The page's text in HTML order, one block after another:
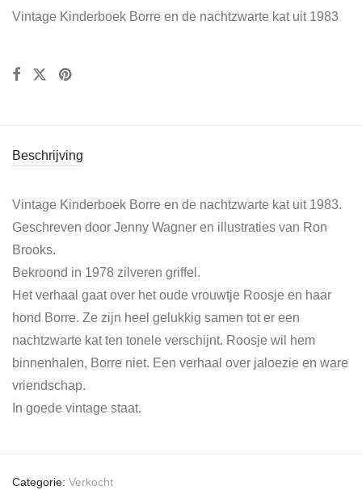
Vintage Kinderboek Borre en de nachtzwarte kat uit 1983
Beschrijving
Vintage Kinderboek Borre en de nachtzwarte kat uit 1983.
Geschreven door Jenny Wagner en illustraties van Ron
Brooks.
Bekroond in 1978 zilveren griffel.
Het verhaal gaat over het oude vrouwtje Roosje en haar
hond Borre. Ze zijn heel gelukkig samen tot er een
nachtzwarte kat ten tonele verschijnt. Roosje wil hem
binnenhalen, Borre niet. Een verhaal over jaloezie en ware
vriendschap.
In goede vintage staat.
Categorie: Verkocht